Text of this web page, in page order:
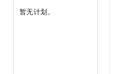
暂无计划。